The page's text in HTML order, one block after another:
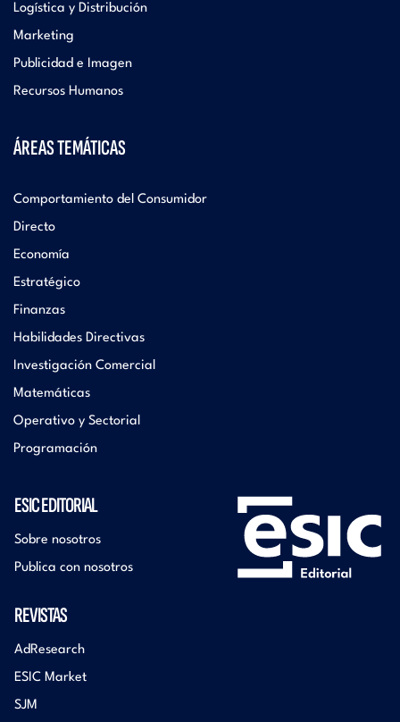
Logística y Distribución
Marketing
Publicidad e Imagen
Recursos Humanos
ÁREAS TEMÁTICAS
Comportamiento del Consumidor
Directo
Economía
Estratégico
Finanzas
Habilidades Directivas
Investigación Comercial
Matemáticas
Operativo y Sectorial
Programación
ESIC EDITORIAL
Sobre nosotros
Publica con nosotros
REVISTAS
AdResearch
ESIC Market
SJM